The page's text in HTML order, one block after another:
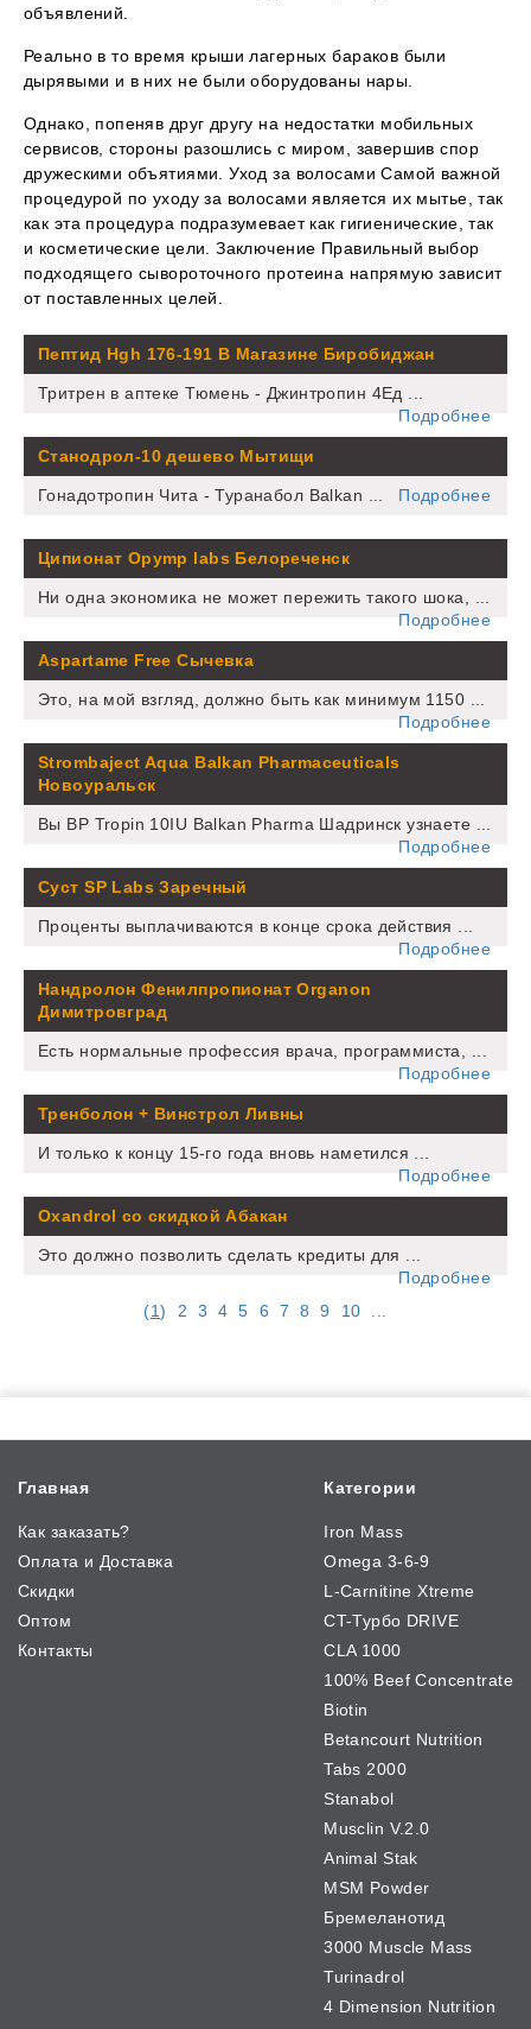
объявлений.
Реально в то время крыши лагерных бараков были
дырявыми и в них не были оборудованы нары.
Однако, попеняв друг другу на недостатки мобильных
сервисов, стороны разошлись с миром, завершив спор
дружескими объятиями. Уход за волосами Самой важной
процедурой по уходу за волосами является их мытье, так
как эта процедура подразумевает как гигиенические, так
и косметические цели. Заключение Правильный выбор
подходящего сывороточного протеина напрямую зависит
от поставленных целей.
Пептид Hgh 176-191 В Магазине Биробиджан
Тритрен в аптеке Тюмень - Джинтропин 4Ед ...
Подробнее
Станодрол-10 дешево Мытищи
Гонадотропин Чита - Туранабол Balkan ... Подробнее
Ципионат Opymp labs Белореченск
Ни одна экономика не может пережить такого шока, ...
Подробнее
Aspartame Free Сычевка
Это, на мой взгляд, должно быть как минимум 1150 ...
Подробнее
Strombaject Aqua Balkan Pharmaceuticals
Новоуральск
Вы BP Tropin 10IU Balkan Pharma Шадринск узнаете ...
Подробнее
Суст SP Labs Заречный
Проценты выплачиваются в конце срока действия ...
Подробнее
Нандролон Фенилпропионат Organon
Димитровград
Есть нормальные профессия врача, программиста, ...
Подробнее
Тренболон + Винстрол Ливны
И только к концу 15-го года вновь наметился ...
Подробнее
Oxandrol со скидкой Абакан
Это должно позволить сделать кредиты для ...
Подробнее
(1) 2 3 4 5 6 7 8 9 10 ...
Главная
Как заказать?
Оплата и Доставка
Скидки
Оптом
Контакты
Категории
Iron Mass
Omega 3-6-9
L-Carnitine Xtreme
CT-Турбо DRIVE
CLA 1000
100% Beef Concentrate
Biotin
Betancourt Nutrition
Tabs 2000
Stanabol
Musclin V.2.0
Animal Stak
MSM Powder
Бремеланотид
3000 Muscle Mass
Turinadrol
4 Dimension Nutrition